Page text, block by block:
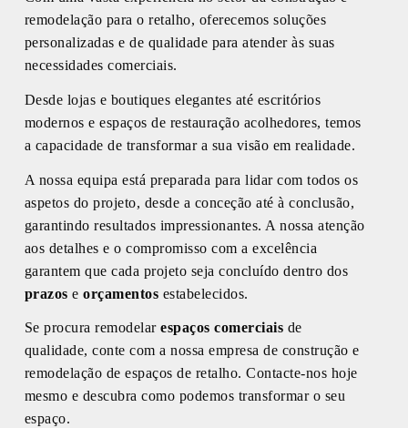
remodelação para o retalho, oferecemos soluções
personalizadas e de qualidade para atender às suas
necessidades comerciais.
Desde lojas e boutiques elegantes até escritórios
modernos e espaços de restauração acolhedores, temos
a capacidade de transformar a sua visão em realidade.
A nossa equipa está preparada para lidar com todos os
aspetos do projeto, desde a conceção até à conclusão,
garantindo resultados impressionantes. A nossa atenção
aos detalhes e o compromisso com a excelência
garantem que cada projeto seja concluído dentro dos
prazos eorçamentos estabelecidos.
Se procura remodelarespaços comerciais de
qualidade, conte com a nossa empresa de construção e
remodelação de espaços de retalho. Contacte-nos hoje
mesmo e descubra como podemos transformar o seu
espaço.